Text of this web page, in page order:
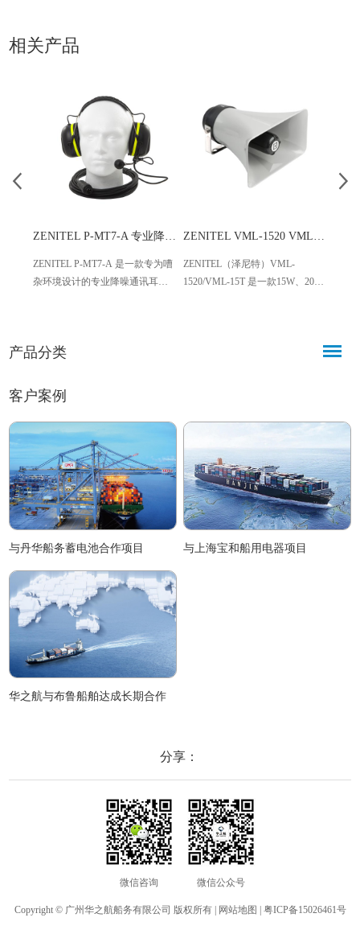
相关产品
ZENITEL P-MT7-A 专业降噪通讯耳机 适配模拟电话
ZENITEL P-MT7-A 是一款专为嘈
杂环境设计的专业降噪通讯耳
兼顾听力保护与清晰通讯，广泛
场景。
ZENITEL VML-1520 VML-15T 防水号角扬声器
ZENITEL（泽尼特）VML-
1520/VML-15T 是一款15W、20欧
灵活
产品分类
客户案例
与丹华船务蓄电池合作项目 与上海宝和船用电器项目
华之航与布鲁船舶达成长期合作
分享：
微信咨询 微信公众号
Copyright © 广州华之航船务有限公司 版权所有 | 网站地图 粤ICP备15026461号